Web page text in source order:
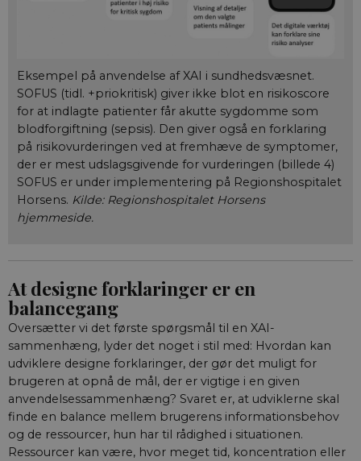
Eksempel på anvendelse af XAI i sundhedsvæsnet.
SOFUS (tidl. +priokritisk) giver ikke blot en risikoscore
for at indlagte patienter får akutte sygdomme som
blodforgiftning (sepsis). Den giver også en forklaring
på risikovurderingen ved at fremhæve de symptomer,
der er mest udslagsgivende for vurderingen (billede 4)
SOFUS er under implementering på Regionshospitalet
Horsens. Kilde: Regionshospitalet Horsens
hjemmeside.
At designe forklaringer er en
balancegang
Oversætter vi det første spørgsmål til en XAI-
sammenhæng, lyder det noget i stil med: Hvordan kan
udviklere designe forklaringer, der gør det muligt for
brugeren at opnå de mål, der er vigtige i en given
anvendelsessammenhæng? Svaret er, at udviklerne skal
finde en balance mellem brugerens informationsbehov
og de ressourcer, hun har til rådighed i situationen.
Ressourcer kan være, hvor meget tid, koncentration eller
__cf_bm
Cloudflare Inc.
.vimeo.com
29
minutter
59
sekunder
.aktuelnaturvidenskab.dk
måned
webstedet. Bruges
intern analyse af
Navn
måneder
YSC
Google LLC
.youtube.com
Session
Denne cookie
indstilles af
visninger af
indlejrede
__Secure-
ROLLOUT_TOKEN
.youtube.com
5
måneder
4 uger
YouTube
denne cookie
lancere nye
funktioner og
Navn
typo3nonce_Qo2uwGSpljjSaKhtzvJuIA
__Secure-
typo3nonce_eIBI8r5WxlSyZCHbm3ymLQ
__Secure-
typo3nonce_neMQg8rH1wTkMuCTvDLVtg
__Secure-
typo3nonce_M4XdBoB8fUI9A4vpzrXShg